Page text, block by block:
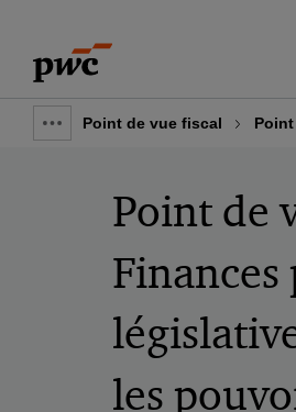
content
footer
Show
breadcrumb
Point de vue fiscal
Point de
les